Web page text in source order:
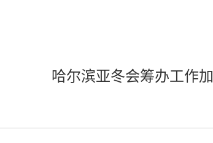
哈尔滨亚冬会筹办工作